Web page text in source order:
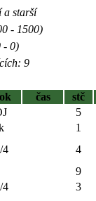
a starší
- 1500)
- 0)
9
čas
stč
5
1
4
4
9
4
3